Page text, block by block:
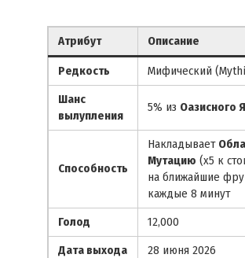
Атрибут Описание
Редкость
Мифический
Шанс
вылупления
5% из Оазисного
Способность
Накладывает
Мутацию (х5 к
на ближайшие
каждые 8 минут
Голод
12,000
Дата выхода
28 июня 2026